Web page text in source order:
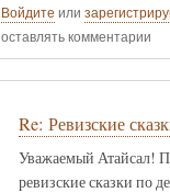
Войдите или
оставлять комментарии
Re: Ревизские
Уважаемый Атайсал!
ревизские сказки по